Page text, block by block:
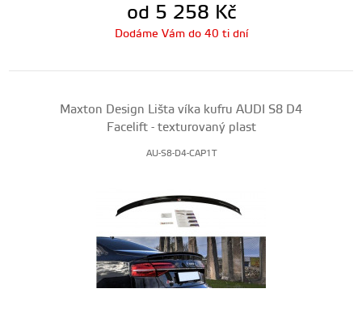
od 5 258 Kč
Dodáme Vám do 40 ti dní
Maxton Design Lišta víka kufru AUDI S8 D4
Facelift - texturovaný plast
AU-S8-D4-CAP1T